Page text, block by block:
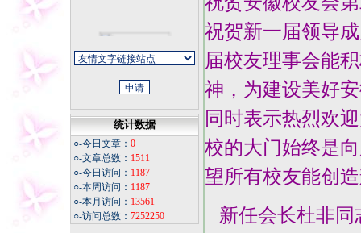
同学老照片
统计数据
○-今日文章： 0
○-文章总数： 1511
○-今日访问： 1187
○-本周访问： 1187
○-本月访问： 13561
○-访问总数： 7252250
祝贺新一届领导
届校友理事会能
神，为建设美好
同时表示热烈欢
校的大门始终是
望所有校友能创
新任会长杜非同